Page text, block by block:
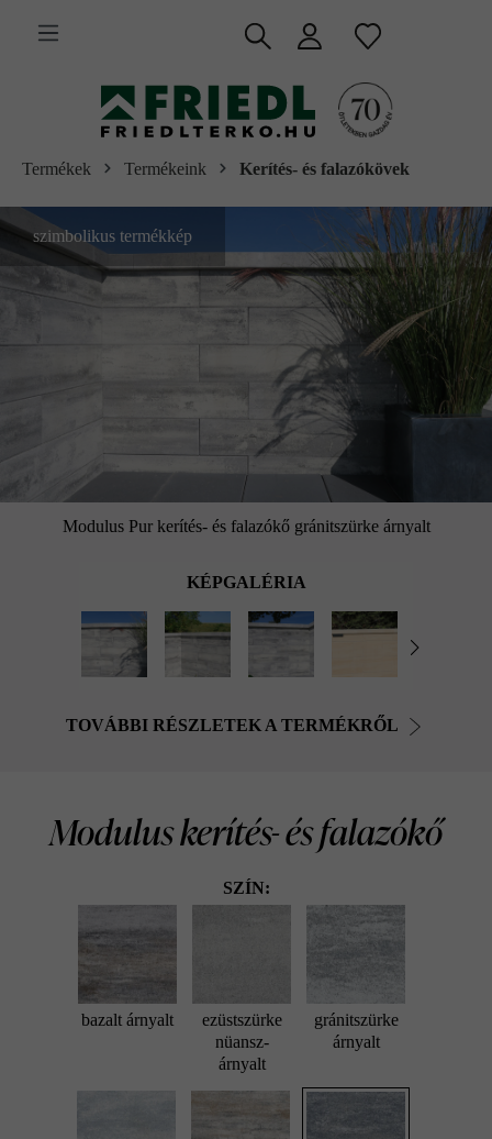
tartalomra
Termékek Termékeink Kerítés- és falazókövek
Modulus Pur kerítés- és falazókő gránitszürke árnyalt
szimbolikus termékkép
KÉPGALÉRIA
TOVÁBBI RÉSZLETEK A TERMÉKRŐL
Modulus kerítés- és falazókő
SZÍN:
bazalt árnyalt
ezüstszürke
nüansz-
árnyalt
gránitszürke
árnyalt